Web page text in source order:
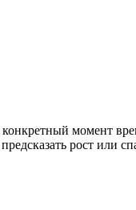
момент
рост или